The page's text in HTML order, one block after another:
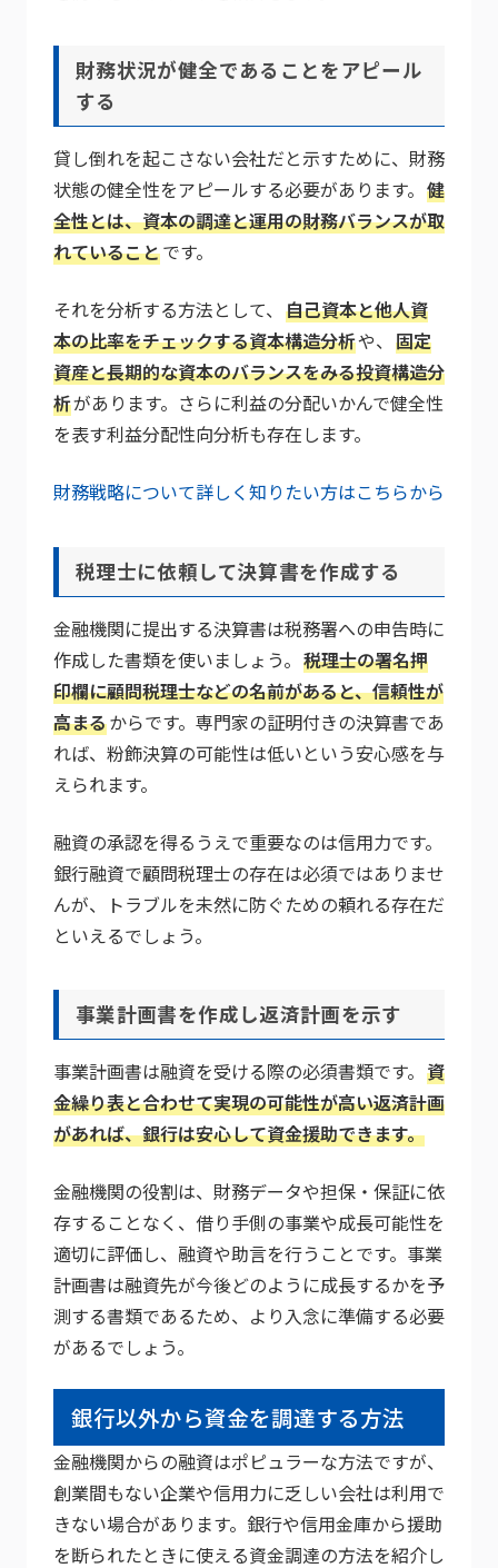
財務状況が健全であることをアピール
する
貸し倒れを起こさない会社だと示すために、財務
状態の健全性をアピールする必要があります。 健
全性とは、資本の調達と運用の財務バランスが取
れていることです。
それを分析する方法として、 自己資本と他人資
本の比率をチェックする資本構造分析や、 固定
資産と長期的な資本のバランスをみる投資構造分
析があります。さらに利益の分配いかんで健全性
を表す利益分配性向分析も存在します。
財務戦略について詳しく知りたい方はこちらから
税理士に依頼して決算書を作成する
金融機関に提出する決算書は税務署への申告時に
作成した書類を使いましょう。 税理士の署名押
印欄に顧問税理士などの名前があると、信頼性が
高まるからです。専門家の証明付きの決算書であ
れば、粉飾決算の可能性は低いという安心感を与
えられます。
融資の承認を得るうえで重要なのは信用力です。
銀行融資で顧問税理士の存在は必須ではありませ
んが、トラブルを未然に防ぐための頼れる存在だ
といえるでしょう。
事業計画書を作成し返済計画を示す
事業計画書は融資を受ける際の必須書類です。 資
金繰り表と合わせて実現の可能性が高い返済計画
があれば、銀行は安心して資金援助できます。
金融機関の役割は、財務データや担保・保証に依
存することなく、借り手側の事業や成長可能性を
適切に評価し、融資や助言を行うことです。事業
計画書は融資先が今後どのように成長するかを予
測する書類であるため、より入念に準備する必要
があるでしょう。
銀行以外から資金を調達する方法
金融機関からの融資はポピュラーな方法ですが、
創業間もない企業や信用力に乏しい会社は利用で
きない場合があります。銀行や信用金庫から援助
を断られたときに使える資金調達の方法を紹介し